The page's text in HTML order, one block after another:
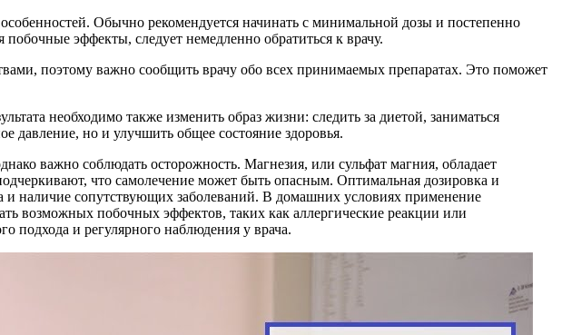
Обычно рекомендуется начинать с минимальной дозы и постепенно
эффекты, следует немедленно обратиться к врачу.
поэтому важно сообщить врачу обо всех принимаемых препаратах. Это поможет
необходимо также изменить образ жизни: следить за диетой, заниматься
давление, но и улучшить общее состояние здоровья.
важно соблюдать осторожность. Магнезия, или сульфат магния, обладает
что самолечение может быть опасным. Оптимальная дозировка и
и наличие сопутствующих заболеваний. В домашних условиях применение
возможных побочных эффектов, таких как аллергические реакции или
подхода и регулярного наблюдения у врача.